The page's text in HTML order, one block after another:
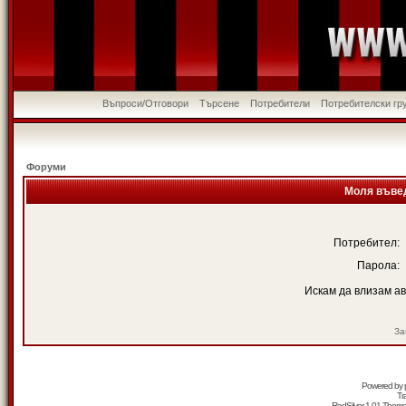
Въпроси/Отговори Търсене Потребители Потребителски
Форуми
Моля
Потребител:
Парола:
Искам да влизам
Powered by